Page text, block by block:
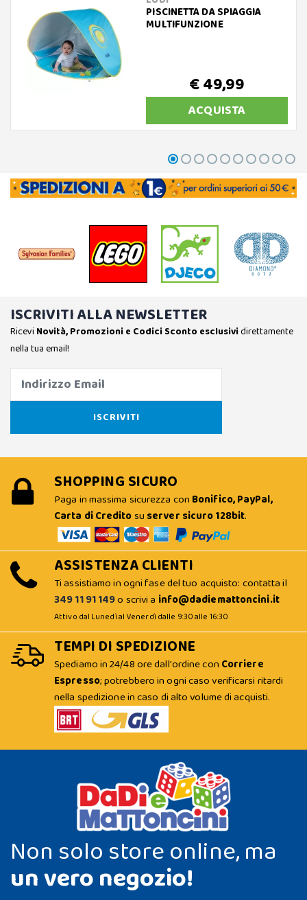
PISCINETTA DA SPIAGGIA
MULTIFUNZIONE
€ 49,99
ACQUISTA
ISCRIVITI ALLA NEWSLETTER
Ricevi Novità, Promozioni e Codici Sconto esclusividirettamente
nella tua email!
SHOPPING SICURO
Paga in massima sicurezza con Bonifico, PayPal,
Carta di Creditosu server sicuro 128bit.
ASSISTENZA CLIENTI
Ti assistiamo in ogni fase del tuo acquisto: contatta il
349 11 91 149o scrivi a info@dadiemattoncini.it
Attivo dal Lunedì al Venerdì dalle 9:30 alle 16:30
TEMPI DI SPEDIZIONE
Spediamo in 24/48 ore dall'ordine con Corriere
Espresso; potrebbero in ogni caso verificarsi ritardi
nella spedizione in caso di alto volume di acquisti.
Non solo store online, ma
un vero negozio!